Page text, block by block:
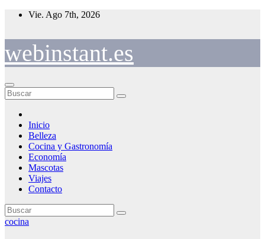
Saltar
Vie. Ago 7th, 2026
webinstant.es
Inicio
Belleza
Cocina y Gastronomía
Economía
Mascotas
Viajes
Contacto
cocina